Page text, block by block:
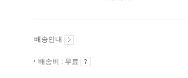
배송안내
배송비 : 무료